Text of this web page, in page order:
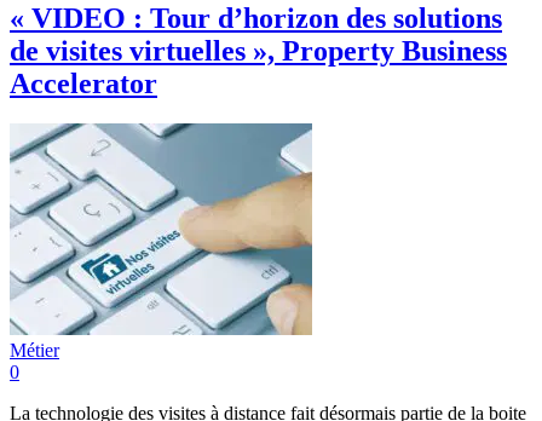
« VIDEO : Tour d’horizon des solutions
de visites virtuelles », Property Business
Accelerator
Métier
0
La technologie des visites à distance fait désormais partie de la boite